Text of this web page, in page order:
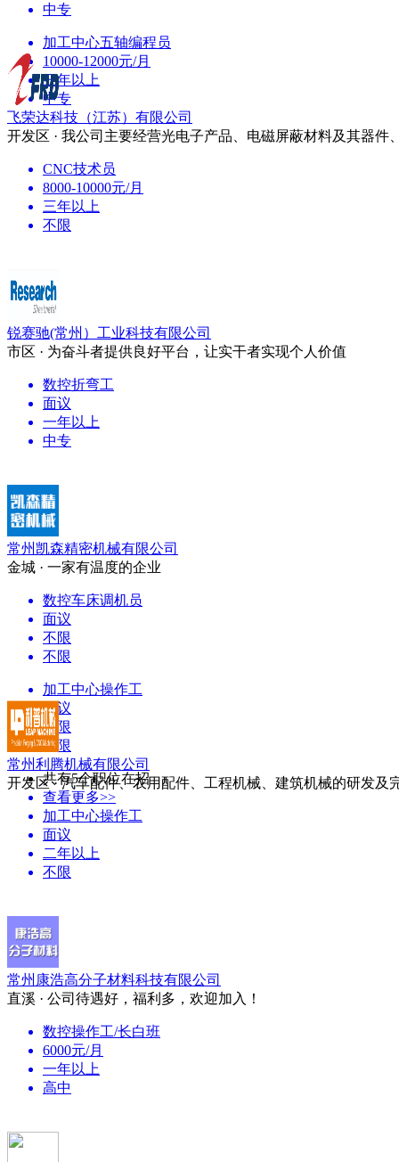
中专
加工中心五轴编程员
10000-12000元/月
三年以上
中专
飞荣达科技（江苏）有限公司
开发区 · 我公司主要经营光电子产品、电磁屏蔽材料及其器件
CNC技术员
8000-10000元/月
三年以上
不限
锐赛驰(常州）工业科技有限公司
市区 · 为奋斗者提供良好平台，让实干者实现个人价值
数控折弯工
面议
一年以上
中专
常州凯森精密机械有限公司
金城 · 一家有温度的企业
数控车床调机员
面议
不限
不限
加工中心操作工
面议
不限
不限
共有5个职位在招
查看更多>>
常州利腾机械有限公司
开发区 · 汽车配件、农用配件、工程机械、建筑机械的研发及
加工中心操作工
面议
二年以上
不限
常州康浩高分子材料科技有限公司
直溪 · 公司待遇好，福利多，欢迎加入！
数控操作工/长白班
6000元/月
一年以上
高中